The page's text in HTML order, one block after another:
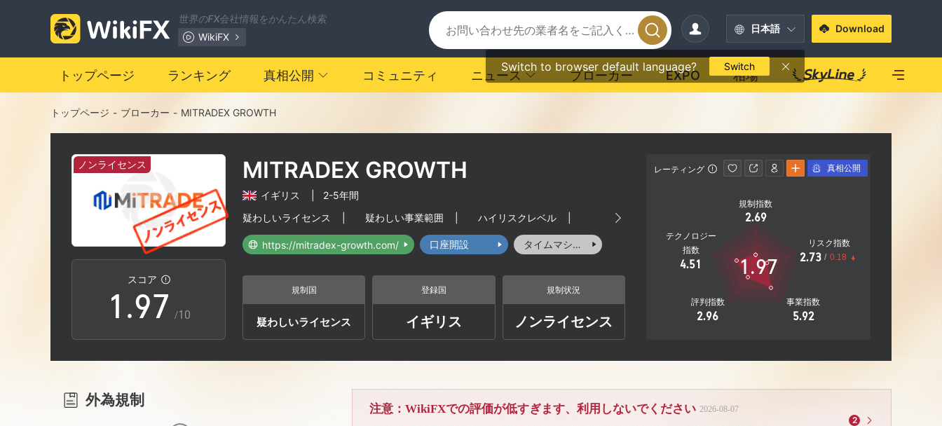
世界のFX会社情報をかんたん検索
WikiFX
日本語
Switch to browser default language? Switch
Download
トップページ ランキング 真相公開 コミュニティ ニュース ブローカー EXPO 相場
トップページ - ブローカー - MITRADEX GROWTH
ノンライセンス
スコア
0
1
2
3
.
2
3
4
5
6
7
8
9
0
1
2
3
4
5
6
7
8
/10
MITRADEX GROWTH
イギリス
2-5年間
疑わしいライセンス
疑わしい事業範囲 ハイリスクレベル
https://mitradex-growth.com/ 口座開設 タイムマシーン
規制国
疑わしいライセンス
登録国
イギリス
規制状況
ノンライセンス
レーティング
規制指数
2.69
テクノロジー
指数
4.51
評判指数
2.96
事業指数
5.92
リスク指数
2.73 / 0.18
1.97
真相公開
外為規制
注意：WikiFXでの評価が低すぎます、利用しないでください 2026-08-07
2